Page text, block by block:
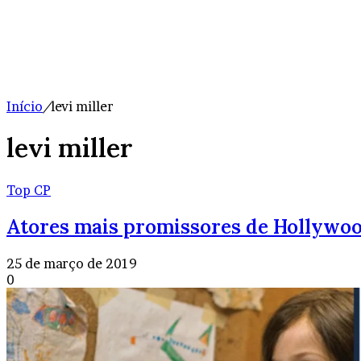
Início/levi miller
levi miller
Top CP
Atores mais promissores de
25 de março de 2019
0